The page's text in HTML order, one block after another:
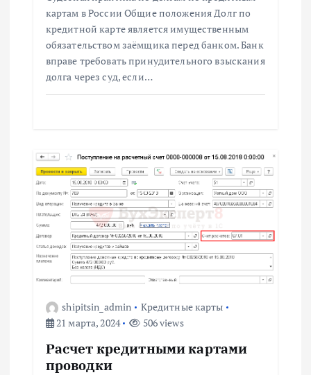
картам в России Общие положения Долг по
кредитной карте является имущественным
обязательством заёмщика перед банком. Банк
вправе требовать принудительного взыскания
долга через суд, если…
shipitsin_admin
Кредитные карты
21 марта, 2024
506 views
Расчет кредитными картами
проводки